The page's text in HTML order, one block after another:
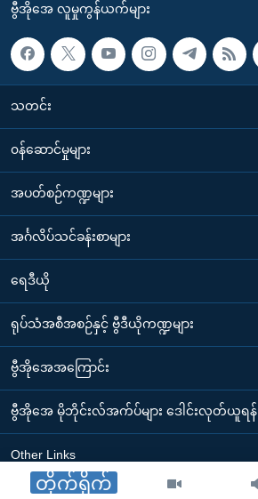
တိုက်ရိုက်
ဗွီအိုအေ လူမှုကွန်ယက်များ
သတင်း
၀န်ဆောင်မှုများ
အပတ်စဉ်ကဏ္ဍများ
အင်္ဂလိပ်သင်ခန်းစာများ
ရေဒီယို
ရုပ်သံအစီအစဉ်နှင့် ဗွီဒီယိုကဏ္ဍများ
ဗွီအိုအေအကြောင်း
ဗွီအိုအေ မိုဘိုင်းလ်အက်ပ်များ ဒေါင်းလုတ်ယူရန်
Other Links